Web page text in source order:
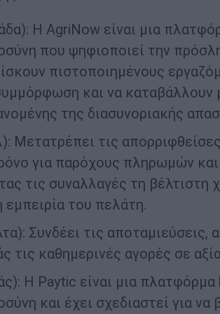
Η AgriNow είναι μια
που ψηφιοποιεί την
πιστοποιημένους
και να καταβάλλουν
της διασυνοριακής
Μετατρέπει τις
για παρόχους πληρωμών
τις συναλλαγές τη βέλτιστη
εμπειρία του πελάτη.
Συνδέει τις αποταμιεύσεις,
τις καθημερινές αγορές σε
Η Paytic είναι μια
και έχει σχεδιαστεί για